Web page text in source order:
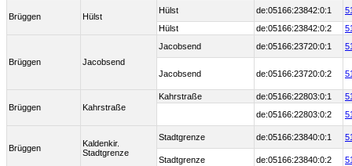
Brüggen Hülst
Hülst de:05166:23842:0:1
Hülst
de:05166:23842:0:2
Brüggen Jacobsend
Jacobsend de:05166:23720:0:1
Jacobsend de:05166:23720:0:2
Brüggen Kahrstraße
Kahrstraße de:05166:22803:0:1
de:05166:22803:0:2
Brüggen
Kaldenkir.
Stadtgrenze
Stadtgrenze de:05166:23840:0:1
Stadtgrenze de:05166:23840:0:2